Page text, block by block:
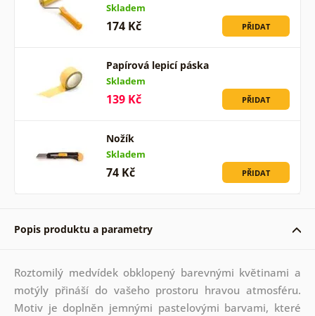
Skladem
174 Kč PŘIDAT
Papírová lepicí páska
Skladem
139 Kč PŘIDAT
Nožík
Skladem
74 Kč PŘIDAT
Popis produktu a parametry
Roztomilý medvídek obklopený barevnými květinami a
motýly přináší do vašeho prostoru hravou atmosféru.
Motiv je doplněn jemnými pastelovými barvami, které